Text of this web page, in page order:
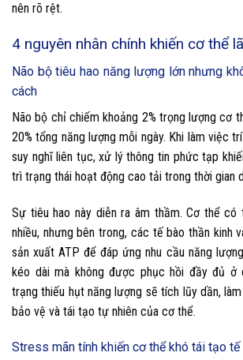
nên rõ rệt.
4 nguyên nhân chính khiến cơ thể
Não bộ tiêu hao năng lượng lớn nhưng
cách
Não bộ chỉ chiếm khoảng 2% trọng lượng cơ
20% tổng năng lượng mỗi ngày. Khi làm việc
suy nghĩ liên tục, xử lý thông tin phức tạp
trì trạng thái hoạt động cao tải trong thời gian
Sự tiêu hao này diễn ra âm thầm. Cơ thể có
nhiều, nhưng bên trong, các tế bào thần kinh
sản xuất ATP để đáp ứng nhu cầu năng
kéo dài mà không được phục hồi đầy đủ ở
trạng thiếu hụt năng lượng sẽ tích lũy dần,
bảo vệ và tái tạo tự nhiên của cơ thể.
Stress mãn tính khiến cơ thể khó tái tạo tế